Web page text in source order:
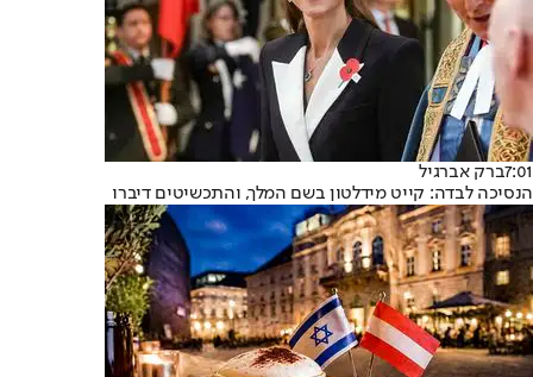
7:01ברק אברגיל
הנסיכה לבדה: קייט מידלטון בשם המלך, והתכשיטים דיברו